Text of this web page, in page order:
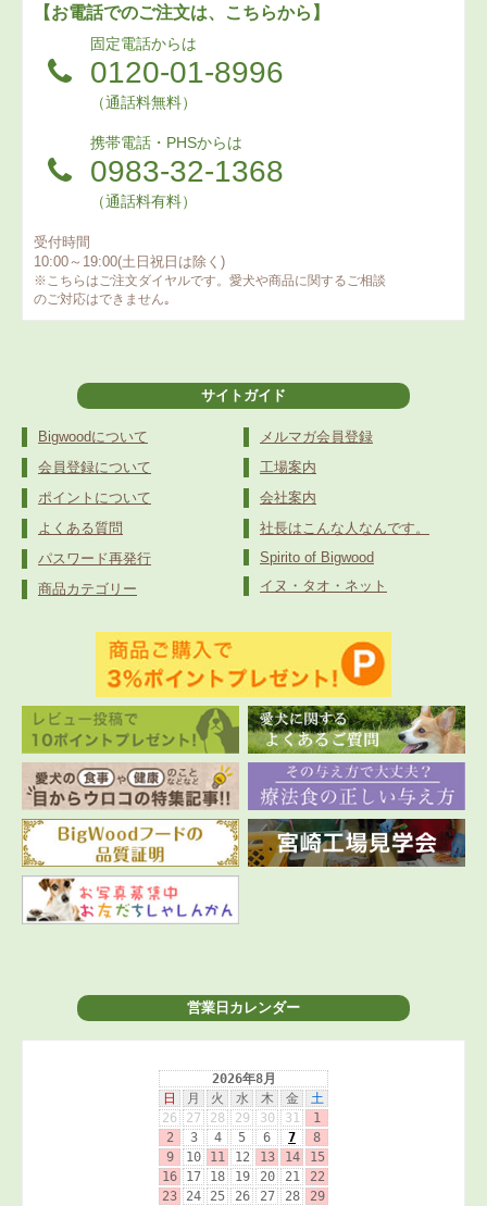
【お電話でのご注文は、こちらから】
固定電話からは
0120-01-8996
（通話料無料）
携帯電話・PHSからは
0983-32-1368
（通話料有料）
受付時間
10:00～19:00(土日祝日は除く)
※こちらはご注文ダイヤルです。愛犬や商品に関するご相談
のご対応はできません｡
サイトガイド
Bigwoodについて
会員登録について
ポイントについて
よくある質問
パスワード再発行
商品カテゴリー
メルマガ会員登録
工場案内
会社案内
社長はこんな人なんです。
Spirito of Bigwood
イヌ・タオ・ネット
営業日カレンダー